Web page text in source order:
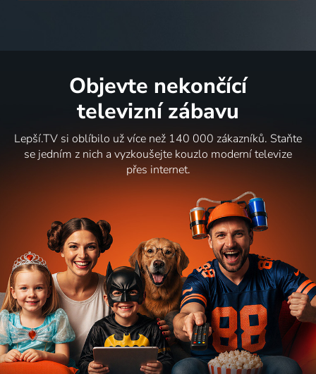
Objevte nekončící
televizní zábavu
Lepší.TV si oblíbilo už více než 140 000 zákazníků. Staňte
se jedním z nich a vyzkoušejte kouzlo moderní televize
přes internet.